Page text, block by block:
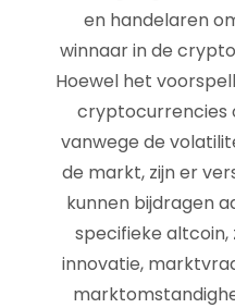
en handelaren
winnaar in de
Hoewel het
cryptocurrencies
vanwege de
de markt, zijn er
kunnen bijdragen
specifieke
innovatie,